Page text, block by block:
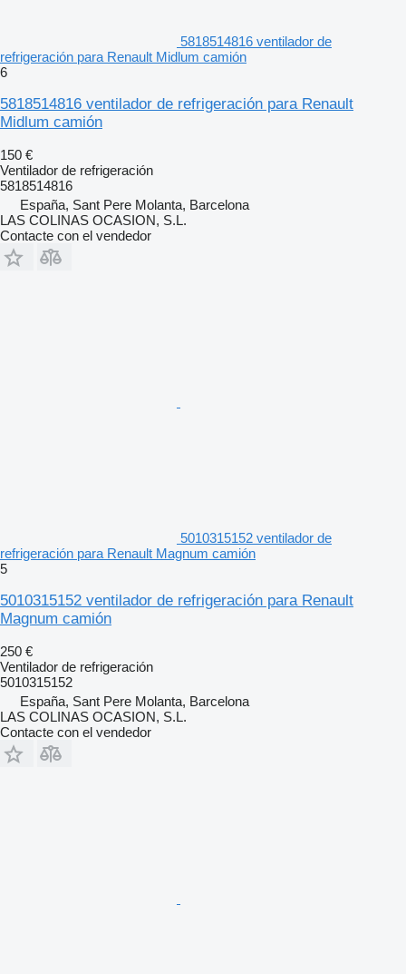
5818514816 ventilador de
refrigeración para Renault Midlum camión
6
5818514816 ventilador de refrigeración para Renault
Midlum camión
150 €
Ventilador de refrigeración
5818514816
España, Sant Pere Molanta, Barcelona
LAS COLINAS OCASION, S.L.
Contacte con el vendedor
5010315152 ventilador de
refrigeración para Renault Magnum camión
5
5010315152 ventilador de refrigeración para Renault
Magnum camión
250 €
Ventilador de refrigeración
5010315152
España, Sant Pere Molanta, Barcelona
LAS COLINAS OCASION, S.L.
Contacte con el vendedor